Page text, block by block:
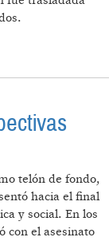
telón de fondo,
hacia el final
y social. En los
con el asesinato